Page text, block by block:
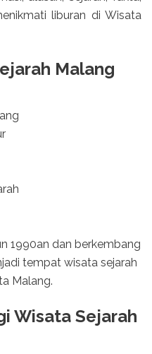
liburan di Wisata
Malang
1990an dan berkembang
tempat wisata sejarah
Malang.
Wisata Sejarah